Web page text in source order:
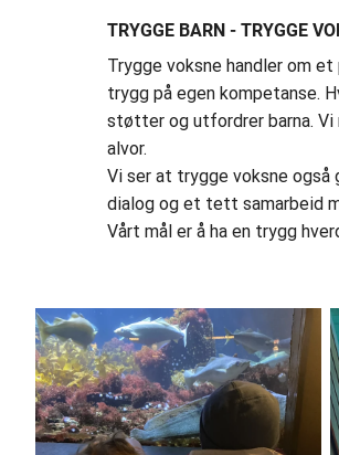
TRYGGE BARN - TRYGGE
Trygge voksne handler om
trygg på egen kompetanse.
støtter og utfordrer barna. Vi
alvor.
Vi ser at trygge voksne også
dialog og et tett samarbeid
Vårt mål er å ha en trygg